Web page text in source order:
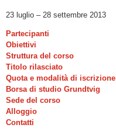
23 luglio – 28 settembre 2013
Partecipanti
Obiettivi
Struttura del corso
Titolo rilasciato
Quota e modalità di iscrizione
Borsa di studio Grundtvig
Sede del corso
Alloggio
Contatti